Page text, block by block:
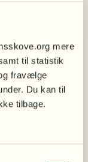
mere
til statistik
fravælge
Du kan til
tilbage.
natur